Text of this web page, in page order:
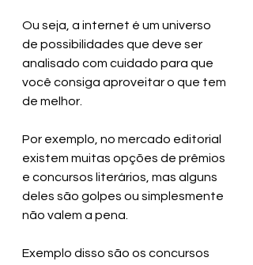
Ou seja, a internet é um universo
de possibilidades que deve ser
analisado com cuidado para que
você consiga aproveitar o que tem
de melhor.
Por exemplo, no mercado editorial
existem muitas opções de prêmios
e concursos literários, mas alguns
deles são golpes ou simplesmente
não valem a pena.
Exemplo disso são os concursos